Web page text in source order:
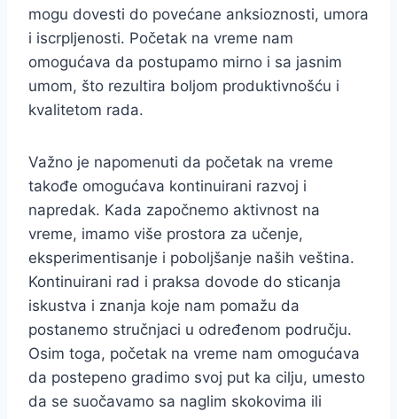
mogu dovesti do povećane anksioznosti, umora
i iscrpljenosti. Početak na vreme nam
omogućava da postupamo mirno i sa jasnim
umom, što rezultira boljom produktivnošću i
kvalitetom rada.
Važno je napomenuti da početak na vreme
takođe omogućava kontinuirani razvoj i
napredak. Kada započnemo aktivnost na
vreme, imamo više prostora za učenje,
eksperimentisanje i poboljšanje naših veština.
Kontinuirani rad i praksa dovode do sticanja
iskustva i znanja koje nam pomažu da
postanemo stručnjaci u određenom području.
Osim toga, početak na vreme nam omogućava
da postepeno gradimo svoj put ka cilju, umesto
da se suočavamo sa naglim skokovima ili